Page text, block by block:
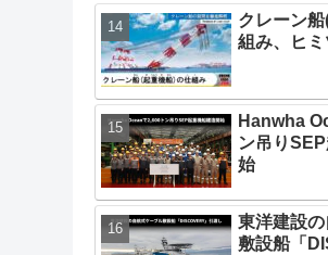
クレーン
組み、ヒ
Hanwha
ン吊り
始
東洋建設
敷設船「